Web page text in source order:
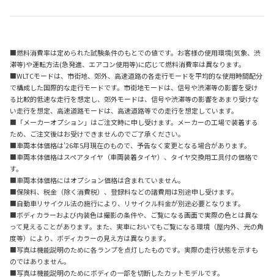
■燃料消費率は定められた試験条件のもとでの値です。お客様の使用環境(気象、渋
滞等)や運転方法(急発進、エアコン使用等)に応じて燃料消費率は異なります。
■WLTCモードは、市街地、郊外、高速道路の各走行モードを平均的な使用時間配分
で構成した国際的な走行モードです。市街地モードは、信号や渋滞等の影響を受け
る比較的低速な走行を想定し、郊外モードは、信号や渋滞等の影響をあまり受けな
い走行を想定、高速道路モードは、高速道路等での走行を想定しています。
■「メーカーオプション」はご注文時に申し受けます。メーカーの工場で装着する
ため、ご注文後はお受けできませんのでご了承ください。
■車両本体価格は'26年5月現在のもので、予告なく変更となる場合があります。
■車両本体価格はスペアタイヤ（車両装着タイヤ）、タイヤ交換用工具付の価格で
す。
■車両本体価格にはオプション価格は含まれていません。
■保険料、税金（除く消費税）、登録料などの諸費用は別途申し受けます。
■自動車リサイクル法の施行により、リサイクル料金が別途必要となります。
■ボディカラーおよび内装色は撮影の条件や、ご覧になる画面で実際の色とは異な
って見えることがあります。また、実車においてもご覧になる環境（屋内外、光の角
度等）により、ボディカラーの見え方は異なります。
■写真は機能説明のために各ランプを点灯したものです。実際の走行状態を示すも
のではありません。
■写真は機能説明のためにボディの一部を切断したカットモデルです。